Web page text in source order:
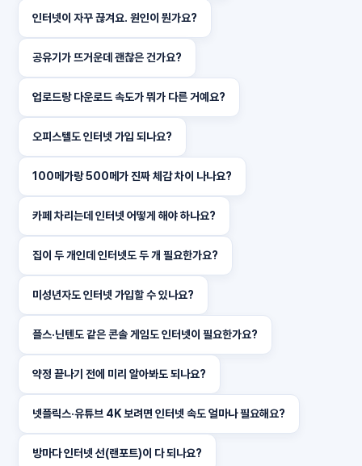
인터넷이 자꾸 끊겨요. 원인이 뭔가요?
공유기가 뜨거운데 괜찮은 건가요?
업로드랑 다운로드 속도가 뭐가 다른 거예요?
오피스텔도 인터넷 가입 되나요?
100메가랑 500메가 진짜 체감 차이 나나요?
카페 차리는데 인터넷 어떻게 해야 하나요?
집이 두 개인데 인터넷도 두 개 필요한가요?
미성년자도 인터넷 가입할 수 있나요?
플스·닌텐도 같은 콘솔 게임도 인터넷이 필요한가요?
약정 끝나기 전에 미리 알아봐도 되나요?
넷플릭스·유튜브 4K 보려면 인터넷 속도 얼마나 필요해요?
방마다 인터넷 선(랜포트)이 다 되나요?